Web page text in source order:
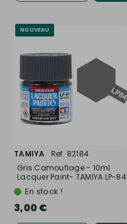
NOUVEAU
TAMIYA
Ref. 82184
Gris Camouflage - 10ml
Lacquer Paint- TAMIYA LP-84
En stock !
3,00 €